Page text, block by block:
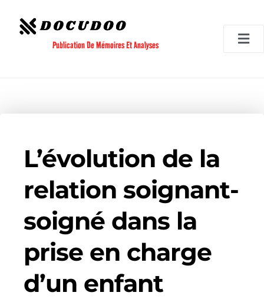
contenu
Publication De Mémoires Et Analyses
L’évolution de la
relation soignant-
soigné dans la
prise en charge
d’un enfant